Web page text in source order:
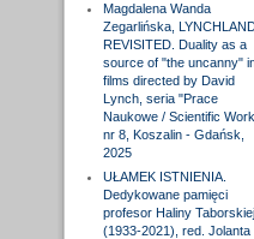
Magdalena Wanda
Zegarlińska,
REVISITED. Duality as a
source of "the uncanny"
films directed by David
Lynch, seria "Prace
Naukowe / Scientific
nr 8, Koszalin - Gdańsk,
2025
UŁAMEK ISTNIENIA.
Dedykowane pamięci
profesor Haliny Taborskiej
(1933-2021), red. Jolanta